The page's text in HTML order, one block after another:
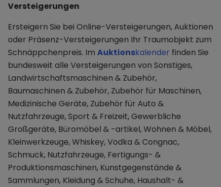
Versteigerungen
Ersteigern Sie bei Online-Versteigerungen, Auktionen
oder Präsenz-Versteigerungen Ihr Traumobjekt zum
Schnäppchenpreis. Im Auktionskalender finden Sie
bundesweit alle Versteigerungen von Sonstiges,
Landwirtschaftsmaschinen & Zubehör,
Baumaschinen & Zubehör, Zubehör für Maschinen,
Medizinische Geräte, Zubehör für Auto &
Nutzfahrzeuge, Sport & Freizeit, Gewerbliche
Großgeräte, Büromöbel & -artikel, Wohnen & Möbel,
Kleinwerkzeuge, Whiskey, Vodka & Congnac,
Schmuck, Nutzfahrzeuge, Fertigungs- &
Produktionsmaschinen, Kunstgegenstände &
Sammlungen, Kleidung & Schuhe, Haushalt- &